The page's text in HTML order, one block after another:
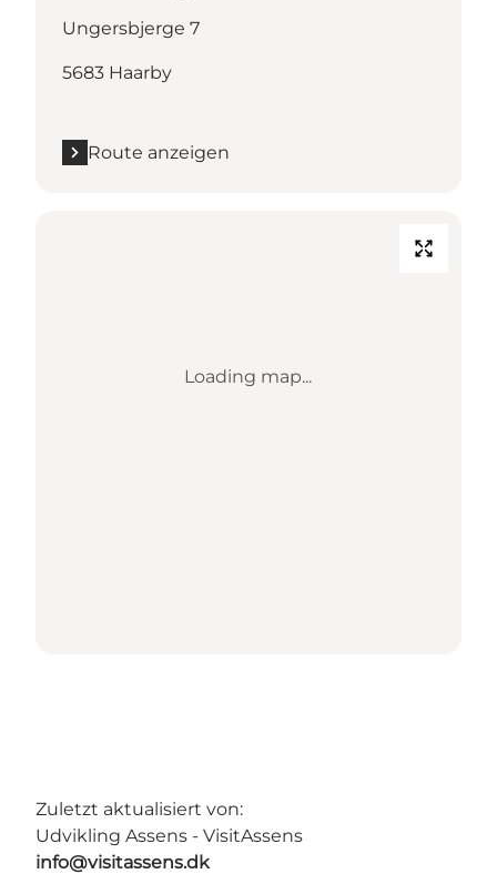
Ungersbjerge 7
5683 Haarby
Route anzeigen
Loading map...
Zuletzt aktualisiert von:
Udvikling Assens - VisitAssens
info@visitassens.dk